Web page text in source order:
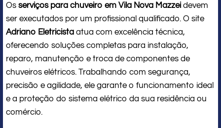
Os serviços para chuveiro em Vila Nova Mazzeidevem
ser executados por um profissional qualificado. O site
Adriano Eletricista atua com excelência técnica,
oferecendo soluções completas para instalação,
reparo, manutenção e troca de componentes de
chuveiros elétricos. Trabalhando com segurança,
precisão e agilidade, ele garante o funcionamento ideal
e a proteção do sistema elétrico da sua residência ou
comércio.